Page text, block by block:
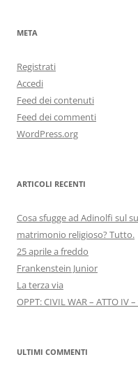
META
Registrati
Accedi
Feed dei contenuti
Feed dei commenti
WordPress.org
ARTICOLI RECENTI
Cosa sfugge ad Adinolfi sul
matrimonio religioso? Tutto.
25 aprile a freddo
Frankenstein Junior
La terza via
OPPT: CIVIL WAR – ATTO IV
ULTIMI COMMENTI